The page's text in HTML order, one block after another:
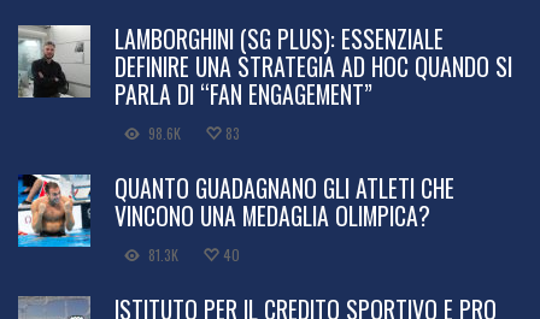
LAMBORGHINI (SG PLUS): ESSENZIALE
DEFINIRE UNA STRATEGIA AD HOC QUANDO SI
PARLA DI “FAN ENGAGEMENT”
98.6K 83
QUANTO GUADAGNANO GLI ATLETI CHE
VINCONO UNA MEDAGLIA OLIMPICA?
81.3K 40
ISTITUTO PER IL CREDITO SPORTIVO E PRO